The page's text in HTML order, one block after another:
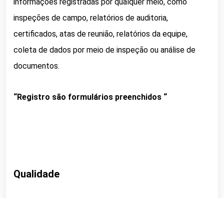
inspeções de campo, relatórios de auditoria,
certificados, atas de reunião, relatórios da equipe,
coleta de dados por meio de inspeção ou análise de
documentos.
“Registro são formulários preenchidos “
Qualidade